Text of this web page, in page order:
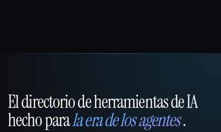
That AI Collection
El directorio de herramientas de IA
hecho parala era de los agentes.